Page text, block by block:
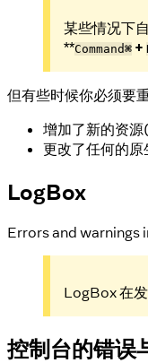
某些情况下
**Command⌘ +
但有些时候你必须要
增加了新的资源
更改了任何的
LogBox
Errors and warnings
LogBox 在
控制台的错误